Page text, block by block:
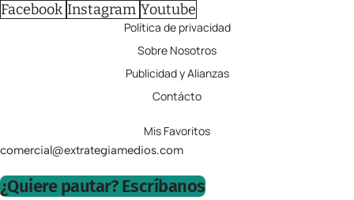
Facebook Instagram Youtube
Política de privacidad
Sobre Nosotros
Publicidad y Alianzas
Contácto
Mis Favoritos
comercial@extrategiamedios.com
¿Quiere pautar? Escríbanos